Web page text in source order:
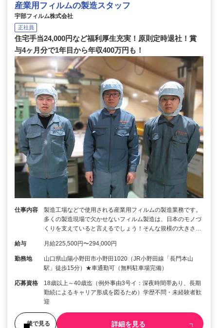
産業用フィルムの製造スタッフ
宇部フィルム株式会社
正社員
住宅手当24,000円など福利厚生充実！原則定時退社！賞
与4ヶ月分で1年目から年収400万円も！
仕事内容
製造工場などで使用される産業用フィルムの製造業務です。
多くの製造現場で欠かせないフィルム製造は、日本のモノづ
くりを支えていると言えるでしょう！そんな規模の大きさ…
給与 月給225,500円〜294,000円
勤務地
山口県山陽小野田市小野田1020（JR小野田線「長門本山
駅」徒歩15分）★車通勤可（無料駐車場完備）
応募資格
18歳以上～40歳迄（例外事由3号イ：深夜時間帯あり、長期
勤続によるキャリア形成を図るため）学歴不問・未経験者歓
迎
後で見る 詳細を見る